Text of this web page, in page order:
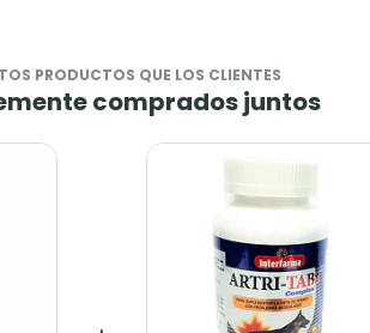
PRODUCTOS QUE LOS CLIENTES
comprados juntos